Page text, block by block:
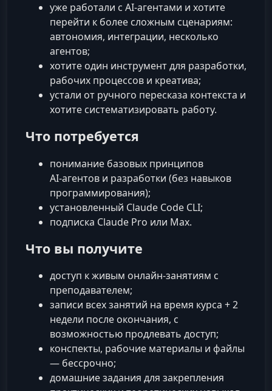
уже работали с AI‑агентами и хотите
перейти к более сложным сценариям:
автономия, интеграции, несколько
агентов;
хотите один инструмент для разработки,
рабочих процессов и креатива;
устали от ручного пересказа контекста и
хотите систематизировать работу.
Что потребуется
понимание базовых принципов
AI‑агентов и разработки (без навыков
программирования);
установленный Claude Code CLI;
подписка Claude Pro или Max.
Что вы получите
доступ к живым онлайн‑занятиям с
преподавателем;
записи всех занятий на время курса + 2
недели после окончания, с
возможностью продлевать доступ;
конспекты, рабочие материалы и файлы
— бессрочно;
домашние задания для закрепления